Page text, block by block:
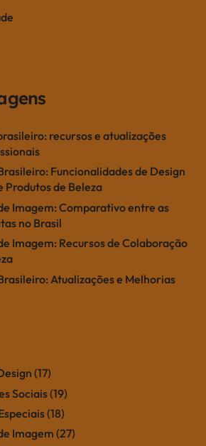
recursos e atualizações
Funcionalidades de Design
Produtos de Beleza
Imagem: Comparativo entre as
no Brasil
Imagem: Recursos de Colaboração
Atualizações e Melhorias
(17)
Sociais(19)
(18)
Imagem (27)